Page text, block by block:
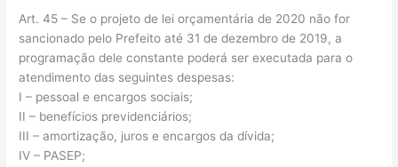
Art. 45 – Se o projeto de lei orçamentária de 2020 não for
sancionado pelo Prefeito até 31 de dezembro de 2019, a
programação dele constante poderá ser executada para o
atendimento das seguintes despesas:
I – pessoal e encargos sociais;
II – benefícios previdenciários;
III – amortização, juros e encargos da dívida;
IV – PASEP;